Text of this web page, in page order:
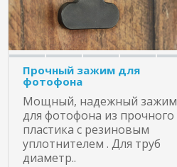
Прочный зажим для
фотофона
Мощный, надежный зажим
для фотофона из прочного
пластика с резиновым
уплотнителем . Для труб
диаметр..